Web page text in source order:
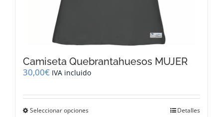
Camiseta Quebrantahuesos MUJER
30,00€ IVA incluido
Seleccionar opciones Detalles